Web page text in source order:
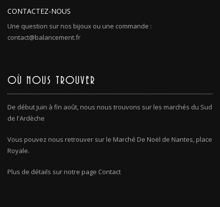
CONTACTEZ-NOUS
Une question sur nos bijoux ou une commande :
contact@balancement.fr
OÙ NOUS TROUVER
De début juin à fin août, nous nous trouvons sur les marchés du Sud
de l'Ardèche
Vous pouvez nous retrouver sur le Marché De Noël de Nantes, place
Royale.
Plus de détails sur notre page Contact